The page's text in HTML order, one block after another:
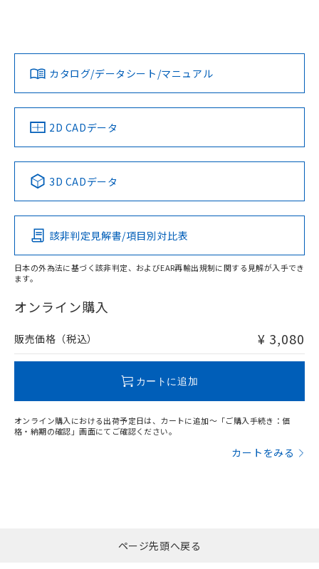
ダウンロードデータをご利用いただく前に、以下を必ずお読
みください。
ソフトウェアの使用条件
対応済み
中国 RoHS 注意事項・凡例
Pb Hg Cd Cr(VI)
O
在庫等で未対応品が混在する可能性があります。
問い合わせください。
カタログ/データシート/マニュアル
2D CADデータ
3D CADデータ
該非判定見解書/項目別対比表
日本の外為法に基づく該非判定、およびEAR再輸出規制に関する見解が入手でき
ます。
オンライン購入
販売価格（税込） ¥ 3,080
カートに追加
オンライン購入における出荷予定日は、カートに追加～「ご購入手続き：価
格・納期の確認」画面にてご確認ください。
カートをみる
ページ先頭へ戻る